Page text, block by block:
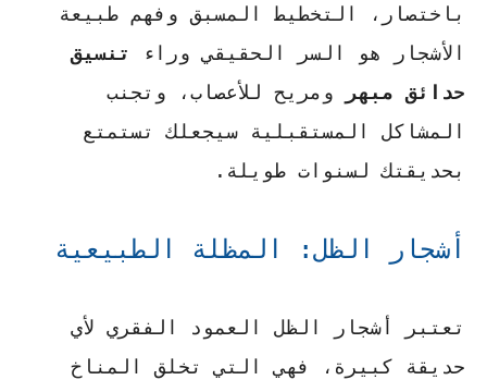
باختصار، التخطيط المسبق وفهم طبيعة
الأشجار هو السر الحقيقي وراء
تنسيق
حدائق مبهر
ومريح للأعصاب، وتجنب
المشاكل المستقبلية سيجعلك تستمتع
بحديقتك لسنوات طويلة.
أشجار الظل: المظلة الطبيعية
تعتبر أشجار الظل العمود الفقري لأي
حديقة كبيرة، فهي التي تخلق المناخ